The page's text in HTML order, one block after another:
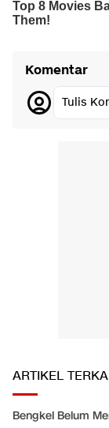
Komentar
Tulis
ARTIKEL
Bengkel Belum